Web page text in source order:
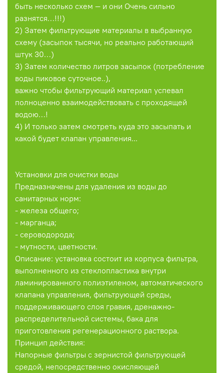
быть несколько схем — и они Очень сильно
разнятся…!!!)
2) Затем фильтрующие материалы в выбранную
схему (засыпок тысячи, но реально работающий
штук 30…)
3) Затем количество литров засыпок (потребление
воды пиковое суточное..),
важно чтобы фильтрующий материал успевал
полноценно взаимодействовать с проходящей
водою…!
4) И только затем смотреть куда это засыпать и
какой будет клапан управления...
Установки для очистки воды
Предназначены для удаления из воды до
санитарных норм:
- железа общего;
- марганца;
- сероводорода;
- мутности, цветности.
Описание: установка состоит из корпуса фильтра,
выполненного из стеклопластика внутри
ламинированного полиэтиленом, автоматического
клапана управления, фильтрующей среды,
поддерживающего слоя гравия, дренажно-
распределительной системы, бака для
приготовления регенерационного раствора.
Принцип действия:
Напорные фильтры с зернистой фильтрующей
средой, непосредственно окисляющей